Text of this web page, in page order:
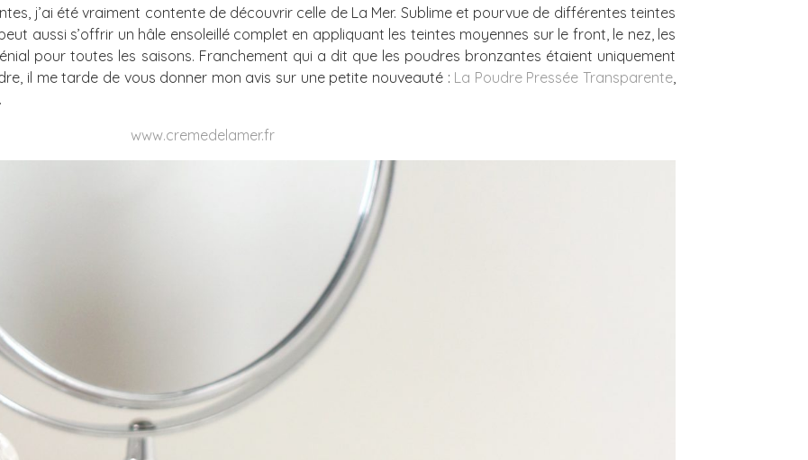
j’ai été vraiment contente de découvrir celle de La Mer. Sublime et pourvue de différentes teintes
aussi s’offrir un hâle ensoleillé complet en appliquant les teintes moyennes sur le front, le nez, les
pour toutes les saisons. Franchement qui a dit que les poudres bronzantes étaient uniquement
il me tarde de vous donner mon avis sur une petite nouveauté : La Poudre Pressée Transparente,
www.cremedelamer.fr